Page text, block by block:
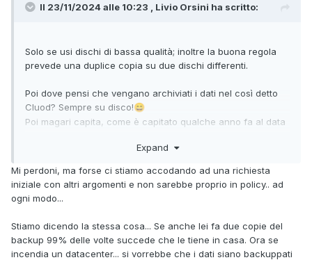
Il 23/11/2024 alle 10:23 , Livio Orsini ha scritto:
Solo se usi dischi di bassa qualità; inoltre la buona regola
prevede una duplice copia su due dischi differenti.
Poi dove pensi che vengano archiviati i dati nel così detto
Cluod? Sempre su disco!😄
Poi magari capita, come è capitato qualche anno fa al data
un'ala di quel "magazzino"!
recenti, PLCForum aveva un copia di back up sul suo
server, sarebbe stata una vera catastrofe; così invece si
persero solo i dati archiviati nei primi anni del secolo.
più grande d'Europa con una decina di "magazzini" situati
in devirse località europee.
Expand
Mi perdoni, ma forse ci stiamo accodando ad una richiesta
iniziale con altri argomenti e non sarebbe proprio in policy.. ad
ogni modo...
Stiamo dicendo la stessa cosa... Se anche lei fa due copie del
backup 99% delle volte succede che le tiene in casa. Ora se
incendia un datacenter... si vorrebbe che i dati siano backuppati